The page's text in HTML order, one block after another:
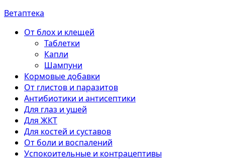
Ветаптека
От блох и клещей
Таблетки
Капли
Шампуни
Кормовые добавки
От глистов и паразитов
Антибиотики и антисептики
Для глаз и ушей
Для ЖКТ
Для костей и суставов
От боли и воспалений
Успокоительные и контрацептивы